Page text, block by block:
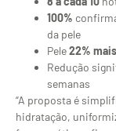
100%
da pele
Pele22%
Redução
semanas
“A proposta é
hidratação,